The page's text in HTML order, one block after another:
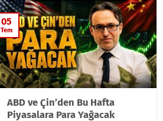
ABD ve Çin’den Bu Hafta
Piyasalara Para Yağacak
05
Tem